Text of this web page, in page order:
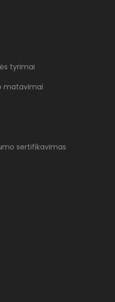
tyrimai
matavimai
sertifikavimas